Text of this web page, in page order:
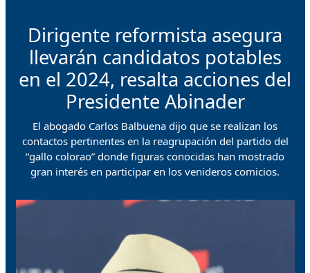
Dirigente reformista asegura
llevarán candidatos potables
en el 2024, resalta acciones del
Presidente Abinader
El abogado Carlos Balbuena dijo que se realizan los
contactos pertinentes en la reagrupación del partido del
“gallo colorao” donde figuras conocidas han mostrado
gran interés en participar en los venideros comicios.